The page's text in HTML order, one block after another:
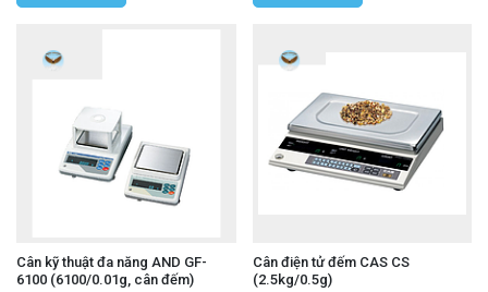
Cân kỹ thuật đa năng AND GF-
6100 (6100/0.01g, cân đếm)
Cân điện tử đếm CAS CS
(2.5kg/0.5g)